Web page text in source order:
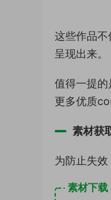
这些作品
呈现出来。
值得一提的
更多优质
素材获
为防止失效
素材下载